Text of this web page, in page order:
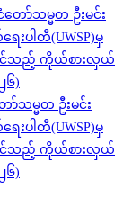
ာ်သမ္မတ ဦးမင်း
ပါတီ(UWSP)မှ
ာင်သည့် ကိုယ်စားလှယ်
၆)